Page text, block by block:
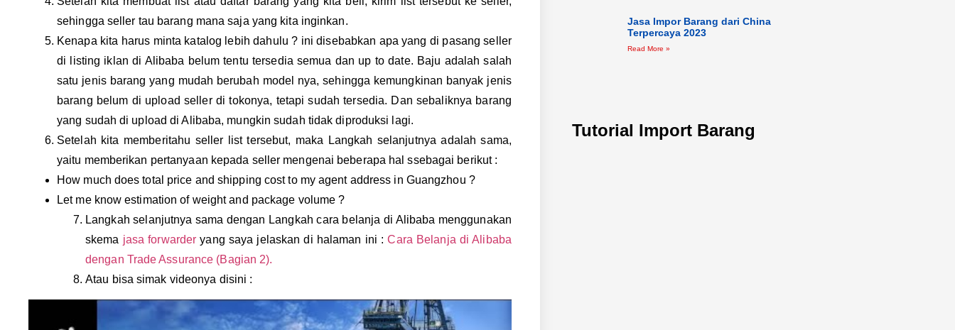
sehingga seller tau barang mana saja yang kita inginkan.
Kenapa kita harus minta katalog lebih dahulu ? ini disebabkan apa yang di pasang seller
di listing iklan di Alibaba belum tentu tersedia semua dan up to date. Baju adalah salah
satu jenis barang yang mudah berubah model nya, sehingga kemungkinan banyak jenis
barang belum di upload seller di tokonya, tetapi sudah tersedia. Dan sebaliknya barang
yang sudah di upload di Alibaba, mungkin sudah tidak diproduksi lagi.
Setelah kita memberitahu seller list tersebut, maka Langkah selanjutnya adalah sama,
yaitu memberikan pertanyaan kepada seller mengenai beberapa hal ssebagai berikut :
How much does total price and shipping cost to my agent address in Guangzhou ?
Let me know estimation of weight and package volume ?
Langkah selanjutnya sama dengan Langkah cara belanja di Alibaba menggunakan
skema jasa forwarder yang saya jelaskan di halaman ini :Cara Belanja di Alibaba
dengan Trade Assurance (Bagian 2).
Atau bisa simak videonya disini :
Jasa Impor Barang dari China
Terpercaya 2023
Read More »
Tutorial Import Barang